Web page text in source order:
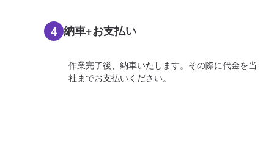
4 納車+お支払い
作業完了後、納車いたします。その際に代金を当
社までお支払いください。